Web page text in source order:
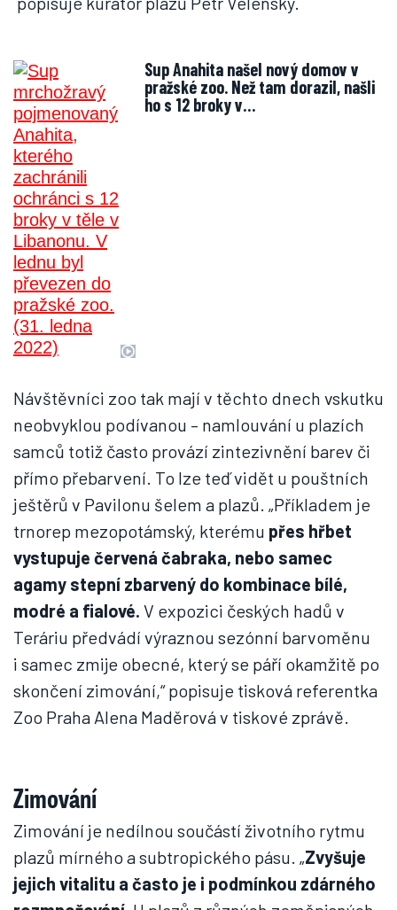
Sup Anahita našel nový domov v
pražské zoo. Než tam dorazil, našli
ho s 12 broky v…
Návštěvníci zoo tak mají v těchto dnech vskutku
neobvyklou podívanou – namlouvání u plazích
samců totiž často provází zintezivnění barev či
přímo přebarvení. To lze teď vidět u pouštních
ještěrů v Pavilonu šelem a plazů. „Příkladem je
trnorep mezopotámský, kterému přes hřbet
vystupuje červená čabraka, nebo samec
agamy stepní zbarvený do kombinace bílé,
modré a fialové. V expozici českých hadů v
Teráriu předvádí výraznou sezónní barvoměnu
i samec zmije obecné, který se páří okamžitě po
skončení zimování,“ popisuje tisková referentka
Zoo Praha Alena Maděrová v tiskové zprávě.
Zimování
Zimování je nedílnou součástí životního rytmu
plazů mírného a subtropického pásu. „Zvyšuje
jejich vitalitu a často je i podmínkou zdárného